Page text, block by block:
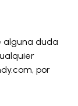
alguna duda
por